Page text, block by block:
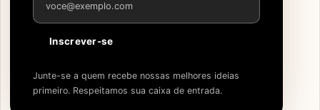
Inscrever-se
Junte-se a quem recebe nossas melhores ideias
primeiro. Respeitamos sua caixa de entrada.